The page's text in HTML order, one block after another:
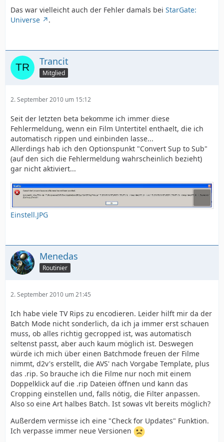
Das war vielleicht auch der Fehler damals bei StarGate:
Universe
.
Trancit
Mitglied
2. September 2010 um 15:12
Seit der letzten beta bekomme ich immer diese
Fehlermeldung, wenn ein Film Untertitel enthaelt, die ich
automatisch rippen und einbinden lasse...
Allerdings hab ich den Optionspunkt "Convert Sup to Sub"
(auf den sich die Fehlermeldung wahrscheinlich bezieht)
gar nicht aktiviert...
Einstell.JPG
Menedas
Routinier
2. September 2010 um 21:45
Ich habe viele TV Rips zu encodieren. Leider hilft mir da der
Batch Mode nicht sonderlich, da ich ja immer erst schauen
muss, ob alles richtig gecropped ist, was automatisch
seltenst passt, aber auch kaum möglich ist. Deswegen
würde ich mich über einen Batchmode freuen der Filme
nimmt, d2v's erstellt, die AVS' nach Vorgabe Template, plus
das .rip. So brauche ich die Filme nur noch mit einem
Doppelklick auf die .rip Dateien öffnen und kann das
Cropping einstellen und, falls nötig, die Filter anpassen.
Also so eine Art halbes Batch. Ist sowas vlt bereits möglich?
Außerdem vermisse ich eine "Check for Updates" Funktion.
Ich verpasse immer neue Versionen